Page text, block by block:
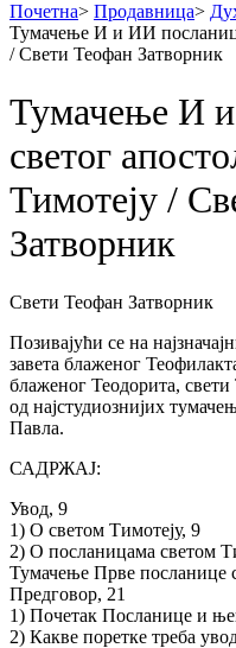
Почетна> Продавница>
Тумачење И и ИИ
/ Свети Теофан Затворник
Тумачење И
светог
Тимотеју /
Затворник
Свети Теофан Затворник
Позивајући се на
завета блаженог
блаженог Теодорита,
од најстудиознијих
Павла.
САДРЖАЈ:
Увод, 9
1) О светом Тимотеју, 9
2) О посланицама светом
Тумачење Прве посланице
Предговор, 21
1) Почетак Посланице и
2) Какве поретке треба